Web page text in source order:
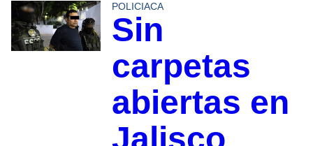
POLICIACA
Sin
carpetas
abiertas en